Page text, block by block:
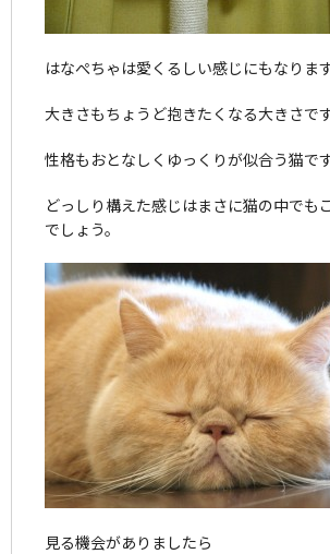
はなぺちゃは愛くるしい感じにもなります
大きさもちょうど抱きたくなる大きさです
性格もおとなしくゆっくりが似合う猫で
どっしり構えた感じはまさに猫の中でも
でしょう。
見る機会がありましたら